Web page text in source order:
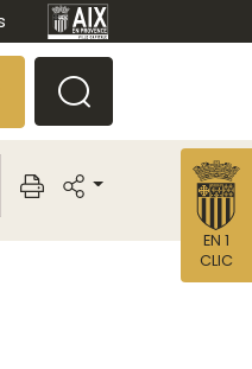
EN 1
CLIC